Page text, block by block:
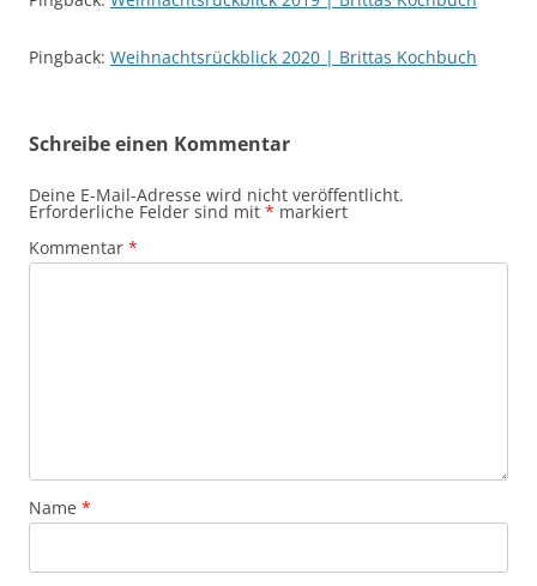
Pingback: Weihnachtsrückblick 2020 | Brittas Kochbuch
Schreibe einen Kommentar
Deine E-Mail-Adresse wird nicht veröffentlicht.
Erforderliche Felder sind mit * markiert
Kommentar *
Name *